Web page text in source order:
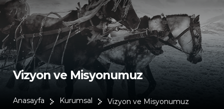
Vizyon ve Misyonumuz
Anasayfa Kurumsal Vizyon ve Misyonumuz